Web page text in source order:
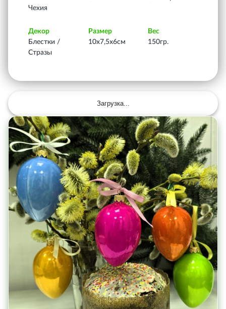
Чехия
Декор
Блестки /
Стразы
Размер
10х7,5х6см
Вес
150гр.
Загрузка...